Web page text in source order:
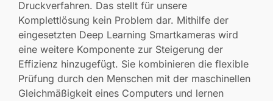
Druckverfahren. Das stellt für unsere
Komplettlösung kein Problem dar. Mithilfe der
eingesetzten Deep Learning Smartkameras wird
eine weitere Komponente zur Steigerung der
Effizienz hinzugefügt. Sie kombinieren die flexible
Prüfung durch den Menschen mit der maschinellen
Gleichmäßigkeit eines Computers und lernen